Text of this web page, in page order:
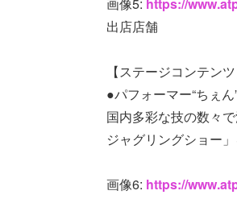
出店店舗
【ステージコンテンツ
●パフォーマー“ちぇん
国内多彩な技の数々
ジャグリングショー
画像6: https://